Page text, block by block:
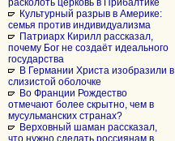
расколоть церковь в Прибалтике
Культурный разрыв в Америке:
семья против индивидуализма
Патриарх Кирилл рассказал,
почему Бог не создаёт идеального
государства
В Германии Христа изобразили в
слизистой оболочке
Во Франции Рождество
отмечают более скрытно, чем в
мусульманских странах?
Верховный шаман рассказал,
что нужно сделать россиянам в